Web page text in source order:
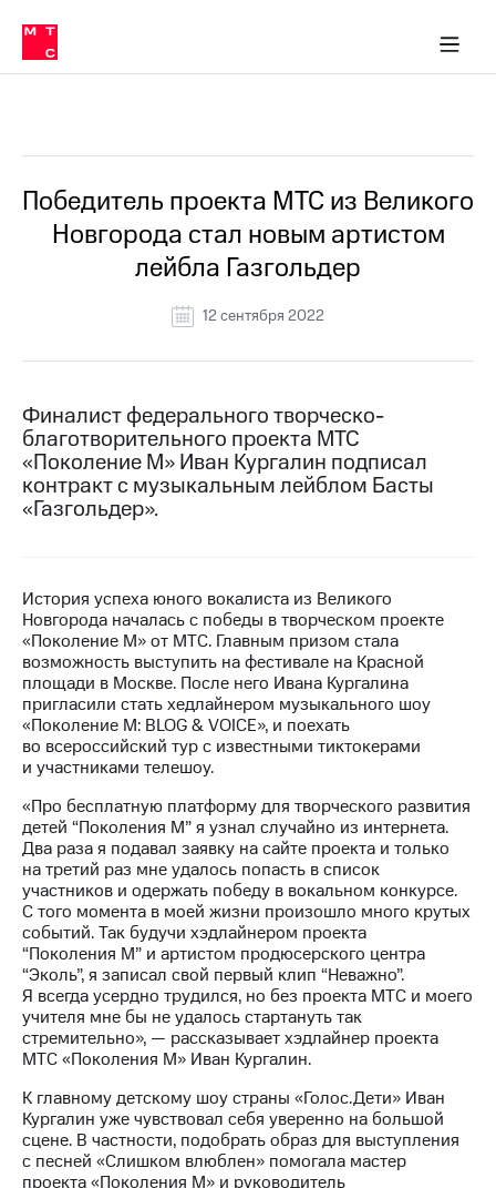
Медиа-центр
и акционерам
Устойчивое развитие
Комплаенс и деловая этика
компании
Карьера
История
компании
Руководство
информация
Контакты
Медиа-центр
Пресс-
релизы
Достижения
Интервью
Финансовая
отчетность
Контакты
в
регионе
и акционерам
Корпоративное
управление
Корпоративный
секретарь
Раскрытие
информации
Информация
акционерам
ПАО
"МТС"
Собрания
акционеров
в МТС
Пресс-
релизы
о технологиях
Победитель проекта МТС из Великого
Новгорода стал новым артистом
лейбла Газгольдер
12 сентября 2022
Финалист федерального творческо-
благотворительного проекта МТС
«Поколение М» Иван Кургалин подписал
контракт с музыкальным лейблом Басты
«Газгольдер».
История успеха юного вокалиста из Великого
Новгорода началась с победы в творческом проекте
«Поколение М» от МТС. Главным призом стала
возможность выступить на фестивале на Красной
площади в Москве. После него Ивана Кургалина
пригласили стать хедлайнером музыкального шоу
«Поколение М: BLOG & VOICE», и поехать
во всероссийский тур с известными тиктокерами
и участниками телешоу.
«Про бесплатную платформу для творческого развития
детей “Поколения М” я узнал случайно из интернета.
Два раза я подавал заявку на сайте проекта и только
на третий раз мне удалось попасть в список
участников и одержать победу в вокальном конкурсе.
С того момента в моей жизни произошло много крутых
событий. Так будучи хэдлайнером проекта
“Поколения М” и артистом продюсерского центра
“Эколь”, я записал свой первый клип “Неважно”.
Я всегда усердно трудился, но без проекта МТС и моего
учителя мне бы не удалось стартануть так
стремительно», — рассказывает хэдлайнер проекта
МТС «Поколения М» Иван Кургалин.
К главному детскому шоу страны «Голос.Дети» Иван
Кургалин уже чувствовал себя уверенно на большой
сцене. В частности, подобрать образ для выступления
с песней «Слишком влюблен» помогала мастер
проекта «Поколения М» и руководитель